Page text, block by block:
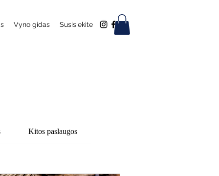
Vyno gidas Susisiekite
Kitos paslaugos